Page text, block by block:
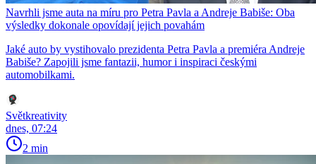
Navrhli jsme auta na míru pro Petra Pavla a Andreje Babiše: Oba
výsledky dokonale opovídají jejich povahám
Jaké auto by vystihovalo prezidenta Petra Pavla a premiéra Andreje
Babiše? Zapojili jsme fantazii, humor i inspiraci českými
automobilkami.
Světkreativity
dnes, 07:24
2 min